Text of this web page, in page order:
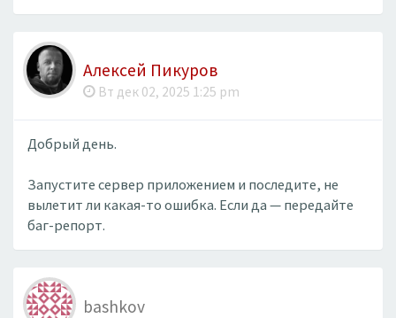
Алексей Пикуров
Вт дек 02, 2025 1:25 pm
Добрый день.
Запустите сервер приложением и последите, не
вылетит ли какая-то ошибка. Если да — передайте
баг-репорт.
bashkov